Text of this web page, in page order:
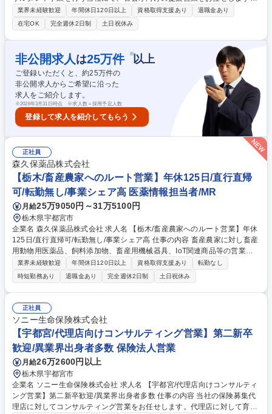
行政への訪問や発注情報の確認、入札用資料の作成等を通じ、社会インフ
ラを支える案件の受注をバックアップする業務です。 ★入社後、社内研修
や先輩同行があり、業界未経験の方も安心してスタートできます。 【詳
細】■官公庁や地方自治体に対して、公共インフラ案件受注の為の営業 ■
予算要求時期の提案営業 ■契約交渉を含む顧客折衝 ■入札書類作成、入札
手続き ■積算ソフトを用いた見積作成 ■入札参加表明書の準備■社内技術者
との情報共有 等 募集職種 【宇都宮/官公庁向け営業】土日祝休/完全週休二
日/福利厚生◎/創業50年以上
業界未経験歓迎 年間休日120日以上 資格取得支援あり
退職金あり
在宅OK
完全週休2日制 土日祝休み
非公開求人 は25万件 ※以上
ご登録いただくと、約25万件の
非公開求人からご希望に沿った
求人をご紹介します。
※2026年3月31日時点 ※求人数＝採用予定人数
登録して求人を紹介してもらう
正社員
森久保薬品株式会社
【栃木/畜産農家へのルート営業】年休125日/直行直帰
可/転勤無し/事業シェア高 医薬情報担当者/MR
月給25万9050円～31万5100円
栃木県宇都宮市
企業名 森久保薬品株式会社 求人名 【栃木/畜産農家へのルート営業】年休
125日/直行直帰可/転勤無し/事業シェア高 仕事の内容 畜産農家に対し畜産
用動物用医薬品、飼料添加物、畜産用機械器具、IoT関連商品等の営業を
お任せします。【既存：新規】8：2【1日の顧客訪問数】10件前後の畜産
農家を回っていただきます。 お客様のお困りごとを聞きながら、動物の病
気予防のための商品等のご提案をします。新商品やキャンペーン商品のご
案内もしていきます。農家の方に商品を使うことのメリットをわかりやす
くご説明し、提案していきます。【入社後の流れ】入社後約1か月は前任
者とお客様先に一緒に同行しながら仕事の流れを覚えていきますのでご安
心ください。 募集職種 【栃木/畜産農家へのルート営業】年休125日/直行
直帰可/転勤無し/事業シェア高
業界未経験歓迎 年間休日120日以上 資格取得支援あり
転勤なし
時短勤務あり
退職金あり 完全週休2日制 土日祝休み
正社員
ソニー生命保険株式会社
【宇都宮/代理店向けコンサルティング営業】第二新卒
歓迎/異業界出身者多数 保険法人営業
月給26万2600円以上
栃木県宇都宮市
企業名 ソニー生命保険株式会社 求人名 【宇都宮/代理店向けコンサルティ
ング営業】第二新卒歓迎/異業界出身者多数 仕事の内容 当社の保険募集代
理店に対してコンサルティング営業をお任せします。代理店に対して育成